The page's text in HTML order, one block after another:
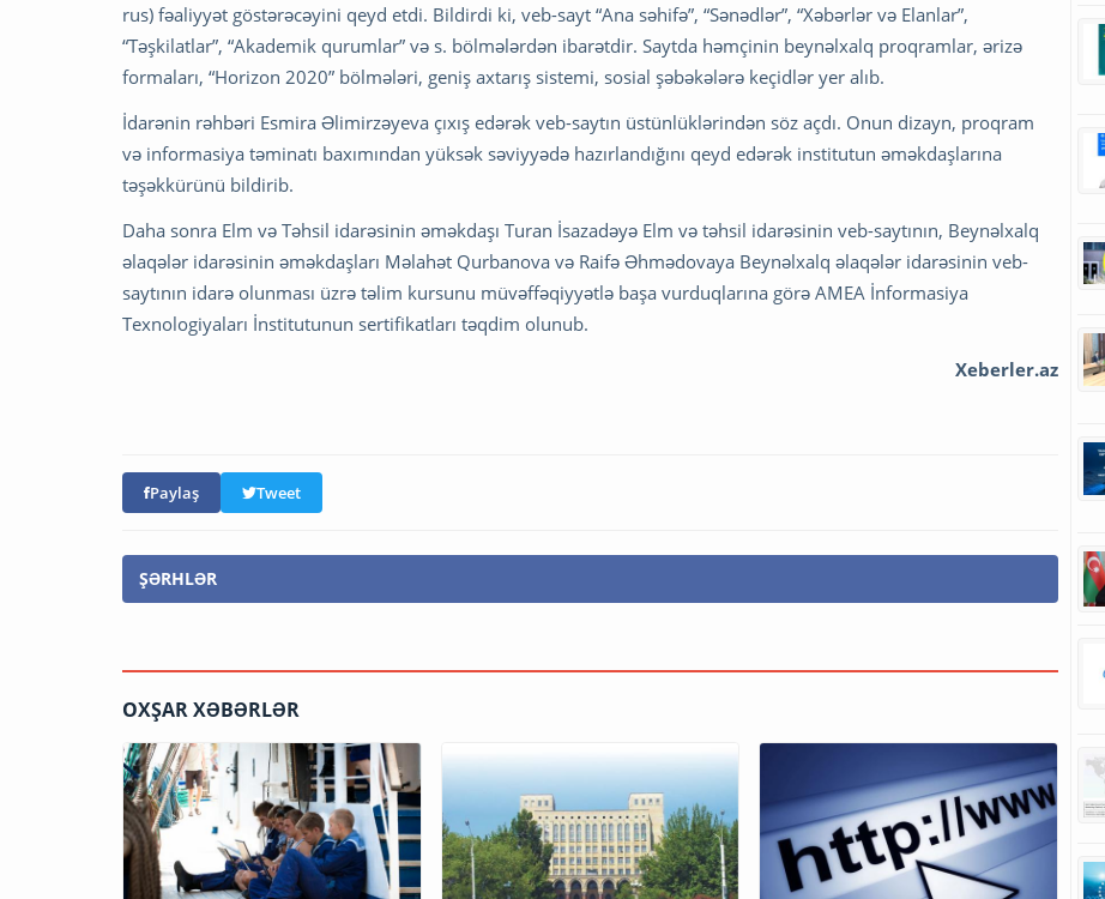
rus) fəaliyyət göstərəcəyini qeyd etdi. Bildirdi ki, veb-sayt “Ana səhifə”, “Sənədlər”, “Xəbərlər və Elanlar”,
“Təşkilatlar”, “Akademik qurumlar” və s. bölmələrdən ibarətdir. Saytda həmçinin beynəlxalq proqramlar, ərizə
formaları, “Horizon 2020” bölmələri, geniş axtarış sistemi, sosial şəbəkələrə keçidlər yer alıb.
İdarənin rəhbəri Esmira Əlimirzəyeva çıxış edərək veb-saytın üstünlüklərindən söz açdı. Onun dizayn, proqram
və informasiya təminatı baxımından yüksək səviyyədə hazırlandığını qeyd edərək institutun əməkdaşlarına
təşəkkürünü bildirib.
Daha sonra Elm və Təhsil idarəsinin əməkdaşı Turan İsazadəyə Elm və təhsil idarəsinin veb-saytının, Beynəlxalq
əlaqələr idarəsinin əməkdaşları Məlahət Qurbanova və Raifə Əhmədovaya Beynəlxalq əlaqələr idarəsinin veb-
saytının idarə olunması üzrə təlim kursunu müvəffəqiyyətlə başa vurduqlarına görə AMEA İnformasiya
Texnologiyaları İnstitutunun sertifikatları təqdim olunub.
Xeberler.az
Paylaş Tweet
ŞƏRHLƏR
OXŞAR XƏBƏRLƏR